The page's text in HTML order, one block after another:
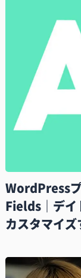
WordPress
Fields｜デイ
カスタマイ